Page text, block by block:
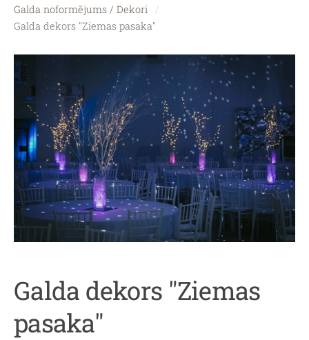
Galda noformējums / Dekori
Galda dekors "Ziemas pasaka"
Galda dekors "Ziemas
pasaka"